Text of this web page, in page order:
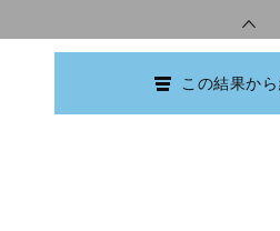
この結果か
Copyright © Ishikawa